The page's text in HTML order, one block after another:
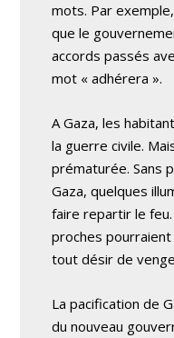
mots. Par
que le
accords passés
mot « adhérera ».
A Gaza, les
la guerre civile.
prématurée. Sans
Gaza, quelques
faire repartir le
proches
tout désir de
La pacification de
du nouveau